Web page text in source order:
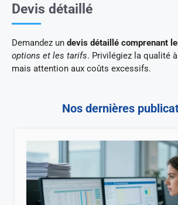
Devis détaillé
Demandez un devis détaillé comprenant
options et les tarifs. Privilégiez la qualité
mais attention aux coûts excessifs.
Nos dernières